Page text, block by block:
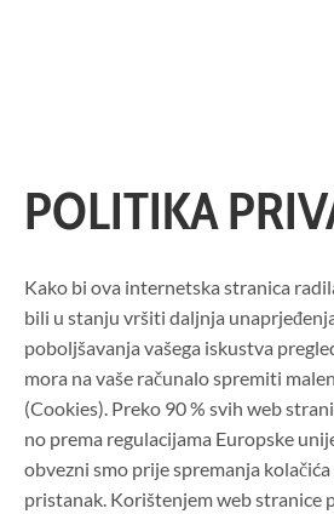
POLITIKA
Kako bi ova internetska stranica
bili u stanju vršiti daljnja
poboljšavanja vašega iskustva
mora na vaše računalo spremiti
(Cookies). Preko 90 % svih web
no prema regulacijama Europske
obvezni smo prije spremanja
pristanak. Korištenjem web stranice